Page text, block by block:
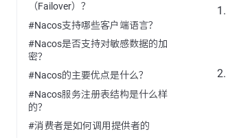
（Failover）？
#Nacos支持哪些客户端语言？
#Nacos是否支持对敏感数据的加
密？
#Nacos的主要优点是什么？
#Nacos服务注册表结构是什么样
的？
#消费者是如何调用提供者的